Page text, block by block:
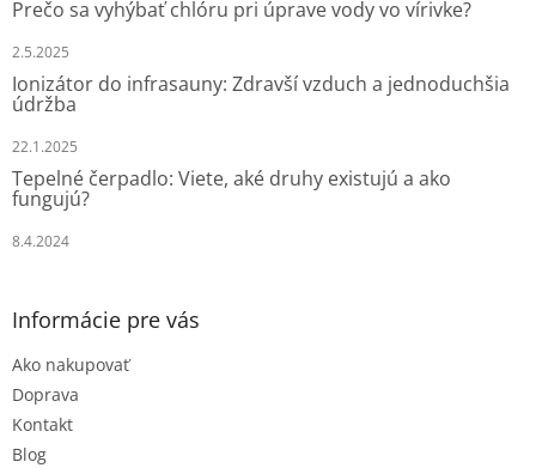
Prečo sa vyhýbať chlóru pri úprave vody vo vírivke?
2.5.2025
Ionizátor do infrasauny: Zdravší vzduch a jednoduchšia
údržba
22.1.2025
Tepelné čerpadlo: Viete, aké druhy existujú a ako
fungujú?
8.4.2024
Informácie pre vás
Ako nakupovať
Doprava
Kontakt
Blog